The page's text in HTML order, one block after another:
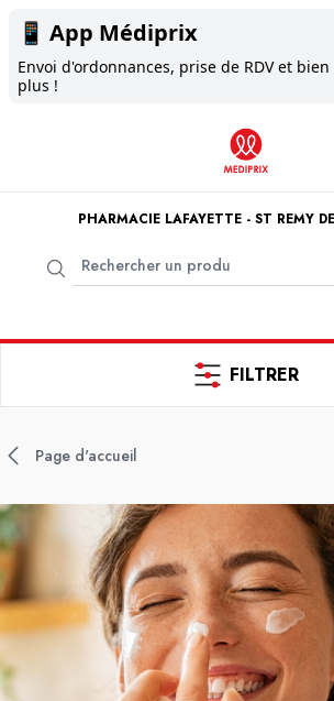
📱 App Médiprix
Envoi d'ordonnances, prise de RDV et bien
plus !
PHARMACIE LAFAYETTE - ST REMY
FILTRER
Page d'accueil